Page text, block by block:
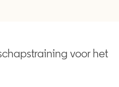
voor het